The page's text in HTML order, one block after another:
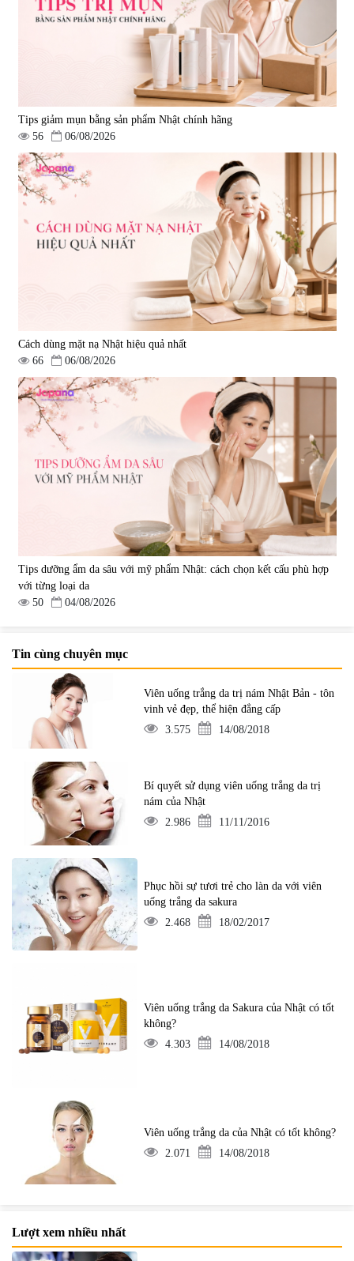
Tips giảm mụn bằng sản phẩm Nhật chính hãng
56
06/08/2026
Cách dùng mặt nạ Nhật hiệu quả nhất
66
06/08/2026
Tips dưỡng ẩm da sâu với mỹ phẩm Nhật: cách chọn kết cấu phù hợp
với từng loại da
50
04/08/2026
Tin cùng chuyên mục
Viên uống trắng da trị nám Nhật Bản - tôn
vinh vẻ đẹp, thể hiện đẳng cấp
3.575
14/08/2018
Bí quyết sử dụng viên uống trắng da trị
nám của Nhật
2.986
11/11/2016
Phục hồi sự tươi trẻ cho làn da với viên
uống trắng da sakura
2.468
18/02/2017
Viên uống trắng da Sakura của Nhật có tốt
không?
4.303
14/08/2018
Viên uống trắng da của Nhật có tốt không?
2.071
14/08/2018
Lượt xem nhiều nhất